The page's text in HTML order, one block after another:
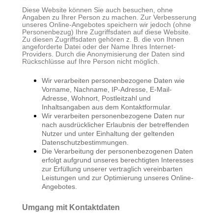
Diese Website können Sie auch besuchen, ohne
Angaben zu Ihrer Person zu machen. Zur Verbesserung
unseres Online-Angebotes speichern wir jedoch (ohne
Personenbezug) Ihre Zugriffsdaten auf diese Website.
Zu diesen Zugriffsdaten gehören z. B. die von Ihnen
angeforderte Datei oder der Name Ihres Internet-
Providers. Durch die Anonymisierung der Daten sind
Rückschlüsse auf Ihre Person nicht möglich.
Wir verarbeiten personenbezogene Daten wie
Vorname, Nachname, IP-Adresse, E-Mail-
Adresse, Wohnort, Postleitzahl und
Inhaltsangaben aus dem Kontaktformular.
Wir verarbeiten personenbezogene Daten nur
nach ausdrücklicher Erlaubnis der betreffenden
Nutzer und unter Einhaltung der geltenden
Datenschutzbestimmungen.
Die Verarbeitung der personenbezogenen Daten
erfolgt aufgrund unseres berechtigten Interesses
zur Erfüllung unserer vertraglich vereinbarten
Leistungen und zur Optimierung unseres Online-
Angebotes.
Umgang mit Kontaktdaten